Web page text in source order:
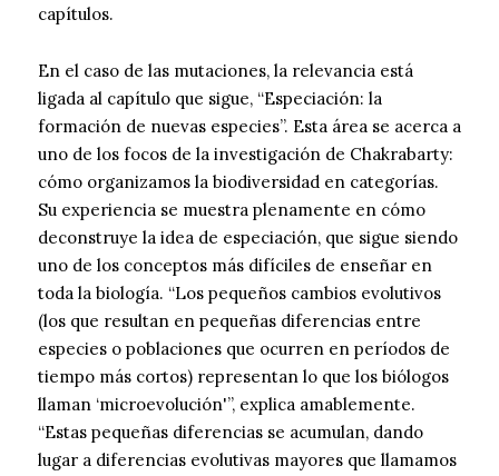
capítulos.
En el caso de las mutaciones, la relevancia está
ligada al capítulo que sigue, “Especiación: la
formación de nuevas especies”. Esta área se acerca a
uno de los focos de la investigación de Chakrabarty:
cómo organizamos la biodiversidad en categorías.
Su experiencia se muestra plenamente en cómo
deconstruye la idea de especiación, que sigue siendo
uno de los conceptos más difíciles de enseñar en
toda la biología. “Los pequeños cambios evolutivos
(los que resultan en pequeñas diferencias entre
especies o poblaciones que ocurren en períodos de
tiempo más cortos) representan lo que los biólogos
llaman ‘microevolución'”, explica amablemente.
“Estas pequeñas diferencias se acumulan, dando
lugar a diferencias evolutivas mayores que llamamos